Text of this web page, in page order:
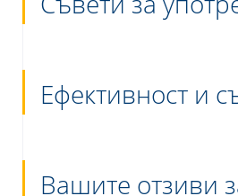
Ефективност и
Вашите отзиви